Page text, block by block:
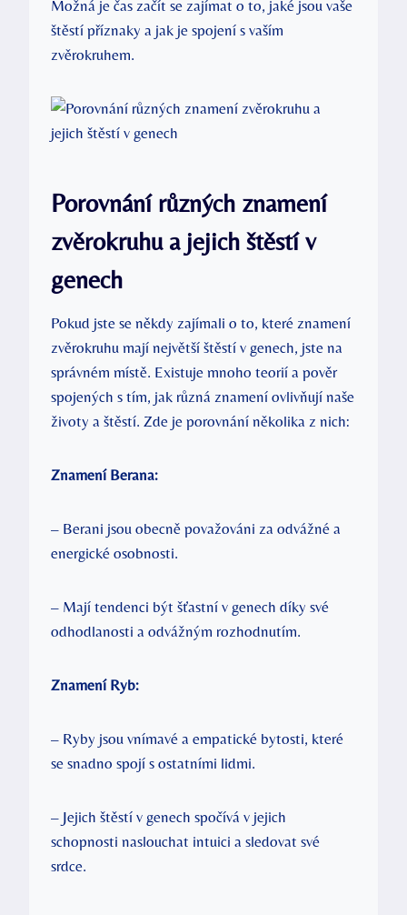
Možná je čas​ začít ‍se zajímat o to, ⁣jaké jsou vaše
štěstí příznaky​ a jak je spojení s vaším​
zvěrokruhem.
Porovnání různých⁤ znamení⁣
zvěrokruhu⁢ a jejich štěstí v
genech
Pokud jste se někdy zajímali o⁤ to, které znamení‌
zvěrokruhu mají největší štěstí v ⁢genech, jste na
správném místě. ⁣Existuje ​mnoho teorií ⁢a​ pověr‍
spojených ​s ⁢tím, jak různá znamení ⁣ovlivňují naše
životy ​a štěstí. Zde je​ porovnání ⁢několika⁤ z‌ nich:
Znamení Berana:
– ⁢Berani jsou obecně považováni za odvážné a
energické osobnosti.
– Mají tendenci být šťastní v genech ⁣díky své
odhodlanosti a odvážným rozhodnutím.
Znamení Ryb:
– ​Ryby⁣ jsou vnímavé a empatické bytosti, které
se​ snadno spojí s ostatními lidmi.
– Jejich štěstí v genech‍ spočívá v⁣ jejich
schopnosti naslouchat intuici⁢ a sledovat své
srdce.